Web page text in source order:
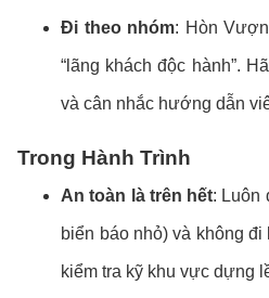
Đi theo nhóm: Hòn
“lãng khách độc hành”.
và cân nhắc hướng dẫn
Trong Hành Trình
An toàn là trên hết: Luôn
biển báo nhỏ) và không
kiểm tra kỹ khu vực dựng